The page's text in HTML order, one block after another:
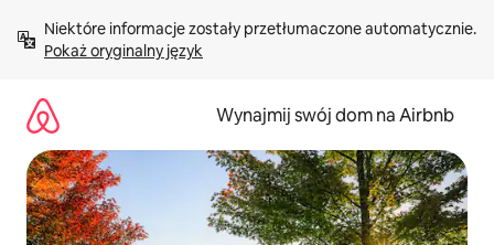
treści Pokaż oryginalny język
Wynajmij swój dom na Airbnb